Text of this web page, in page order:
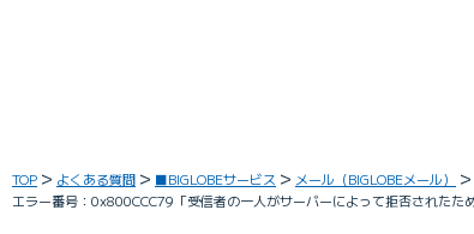
TOP よくある質問 ■BIGLOBEサービス メール（BIGLOBEメール）
エラー番号：0x800CCC79「受信者の一人がサーバーによって拒否されたた